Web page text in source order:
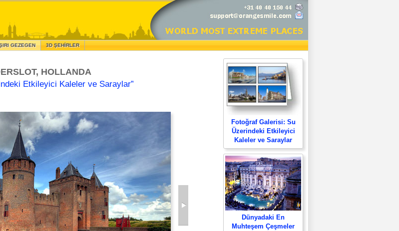
GEZEGEN 3D ŞEHIRLER
HOLLANDA
Etkileyici Kaleler ve Saraylar”
Fotoğraf Galerisi: Su
Üzerindeki Etkileyici
Kaleler ve Saraylar
Dünyadaki En
Muhteşem Çeşmeler